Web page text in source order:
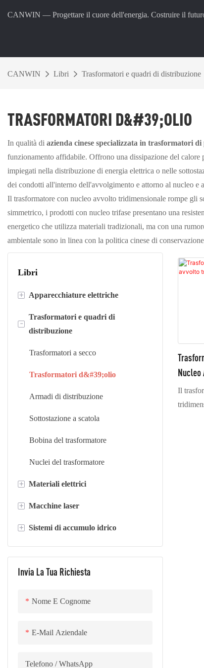
CANWIN — Progettare il cuore dell'energia. Costruire il
CANWIN Libri Trasformatori e quadri di distribuzione
TRASFORMATORI D&#39;OLIO
In qualità di azienda cinese specializzata in trasformatori di
funzionamento affidabile. Offrono una dissipazione del
impiegati nella distribuzione di energia elettrica o nelle
dei condotti all'interno dell'avvolgimento e attorno al nucleo e
Il trasformatore con nucleo avvolto tridimensionale rompe gli
simmetrico, i prodotti con nucleo trifase presentano una
energetico che utilizza materiali tradizionali, ma con una
ambientale sono in linea con la politica cinese di
Libri
+ Apparecchiature elettriche
Tagliare lungo le linee
-
Trasformatori e quadri di
distribuzione
Trasformatori a secco
Trasformatori d&#39;olio
Armadi di distribuzione
Sottostazione a scatola
Bobina del trasformatore
Nuclei del trasformatore
+ Materiali elettrici
acciaio al silicio
Resina epossidica
lamina di rame e alluminio
+ Macchine laser
Macchine per la saldatura laser
Macchine per il taglio laser
+ Sistemi di accumulo idrico
Sistema di accumulo di energia
Invia La Tua Richiesta
Nome E Cognome
E-Mail Aziendale
Telefono / WhatsApp
Nucleo
Il